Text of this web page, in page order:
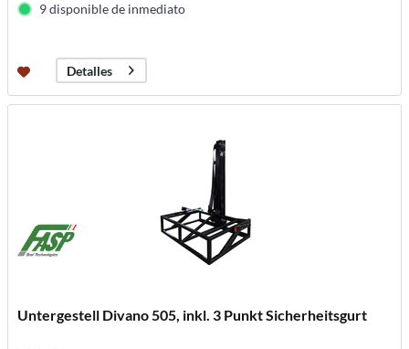
9 disponible de inmediato
Detalles
Untergestell Divano 505, inkl. 3 Punkt Sicherheitsgurt